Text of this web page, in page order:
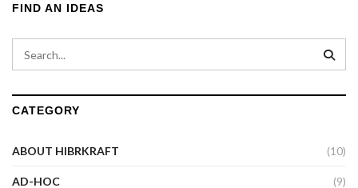
FIND AN IDEAS
CATEGORY
ABOUT HIBRKRAFT (10)
AD-HOC (9)